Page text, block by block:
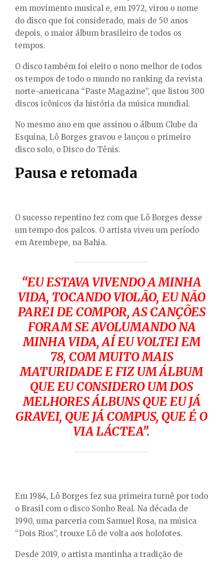
em movimento musical e, em 1972, virou o nome
do disco que foi considerado, mais de 50 anos
depois, o maior álbum brasileiro de todos os
tempos.
O disco também foi eleito o nono melhor de todos
os tempos de todo o mundo no ranking da revista
norte-americana “Paste Magazine”, que listou 300
discos icônicos da história da música mundial.
No mesmo ano em que assinou o álbum Clube da
Esquina, Lô Borges gravou e lançou o primeiro
disco solo, o Disco do Tênis.
Pausa e retomada
O sucesso repentino fez com que Lô Borges desse
um tempo dos palcos. O artista viveu um período
em Arembepe, na Bahia.
“EU ESTAVA VIVENDO A MINHA
VIDA, TOCANDO VIOLÃO, EU NÃO
PAREI DE COMPOR, AS CANÇÕES
FORAM SE AVOLUMANDO NA
MINHA VIDA, AÍ EU VOLTEI EM
78, COM MUITO MAIS
MATURIDADE E FIZ UM ÁLBUM
QUE EU CONSIDERO UM DOS
MELHORES ÁLBUNS QUE EU JÁ
GRAVEI, QUE JÁ COMPUS, QUE É O
VIA LÁCTEA”.
Em 1984, Lô Borges fez sua primeira turnê por todo
o Brasil com o disco Sonho Real. Na década de
1990, uma parceria com Samuel Rosa, na música
“Dois Rios”, trouxe Lô de volta aos holofotes.
Desde 2019, o artista mantinha a tradição de